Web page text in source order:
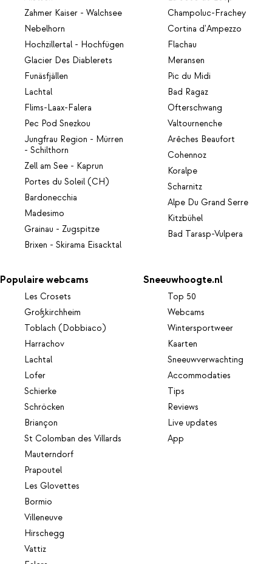
Zahmer Kaiser - Walchsee
Nebelhorn
Hochzillertal - Hochfügen
Glacier Des Diablerets
Funäsfjällen
Lachtal
Flims-Laax-Falera
Pec Pod Snezkou
Jungfrau Region - Mürren
- Schilthorn
Zell am See - Kaprun
Portes du Soleil (CH)
Bardonecchia
Madesimo
Grainau - Zugspitze
Brixen - Skirama Eisacktal
Champoluc-Frachey
Cortina d'Ampezzo
Flachau
Meransen
Pic du Midi
Bad Ragaz
Ofterschwang
Valtournenche
Arêches Beaufort
Cohennoz
Koralpe
Scharnitz
Alpe Du Grand Serre
Kitzbühel
Bad Tarasp-Vulpera
Populaire webcams
Les Crosets
Großkirchheim
Toblach (Dobbiaco)
Harrachov
Lachtal
Lofer
Schierke
Schröcken
Briançon
St Colomban des Villards
Mauterndorf
Prapoutel
Les Glovettes
Bormio
Villeneuve
Hirschegg
Vattiz
Sneeuwhoogte.nl
Top 50
Webcams
Wintersportweer
Kaarten
Sneeuwverwachting
Accommodaties
Tips
Reviews
Live updates
App